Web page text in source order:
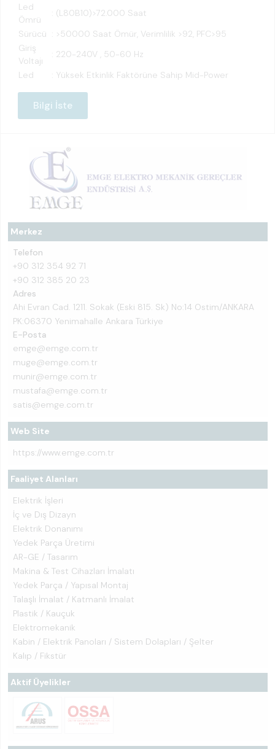
Merkez
Telefon
+90 312 354 92 71
+90 312 385 20 23
Adres
Ahi Evran Cad. 1211. Sokak (Eski 815. Sk) No:14 Ostim/ANKARA
PK:06370 Yenimahalle Ankara Türkiye
E-Posta
emge@emge.com.tr
muge@emge.com.tr
munir@emge.com.tr
mustafa@emge.com.tr
satis@emge.com.tr
Web Site
https://www.emge.com.tr
Faaliyet Alanları
Elektrik İşleri
İç ve Dış Dizayn
Elektrik Donanımı
Yedek Parça Üretimi
AR-GE / Tasarım
Makina & Test Cihazları İmalatı
Yedek Parça / Yapısal Montaj
Talaşlı İmalat / Katmanlı İmalat
Plastik / Kauçuk
Elektromekanik
Kabin / Elektrik Panoları / Sistem Dolapları / Şelter
Kalıp / Fikstür
Aktif Üyelikler
Led
Ömrü
: (L80B10)>72.000 Saat
Sürücü
: >50000 Saat Ömür, Verimlilik >92, PFC>95
Giriş
Voltajı
: 220-240V , 50-60 Hz
Led
: Yüksek Etkinlik Faktörüne Sahip Mid-Power
Bilgi İste